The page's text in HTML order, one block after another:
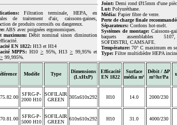
Filtration terminale, HEPA, en
de traitement d'air, caissons-gaines,
de produits corrosifs ou dangereux.
ABS avec poignées ergonomiques.
maximum:Débit nominal sinon diminution
EN 1822:H13 et H14
MPPS: H10 > 95%, H13 > 99,95% et
> 99,995%.
Joint:Demi rond Ø15mm d'une
Lut:Polyuréthane.
Média:Papier fibre de verre.
Perte de charge finale
Séparateurs:Cordons hot-melt.
Systèmes de montage:Caissons-
baquets assemblables 5107,
SOFDISTRI, CAMSAFE.
Température:70° C maximum en
Type:Filtre multidièdre HEPA
Modèle Type
Dimensions
(LxHxP)
Efficacité
EN 1822
Surface
média m²
Débit / ΔP
m³/hr/Pa
SFRG-P-
2000 H10
SOFILAIR
GREEN
305x610x292 H10 14.0 2000/230
SFRG-P-
5000 H10
SOFILAIR
GREEN
610x610x292 H10 31.0 4000/230